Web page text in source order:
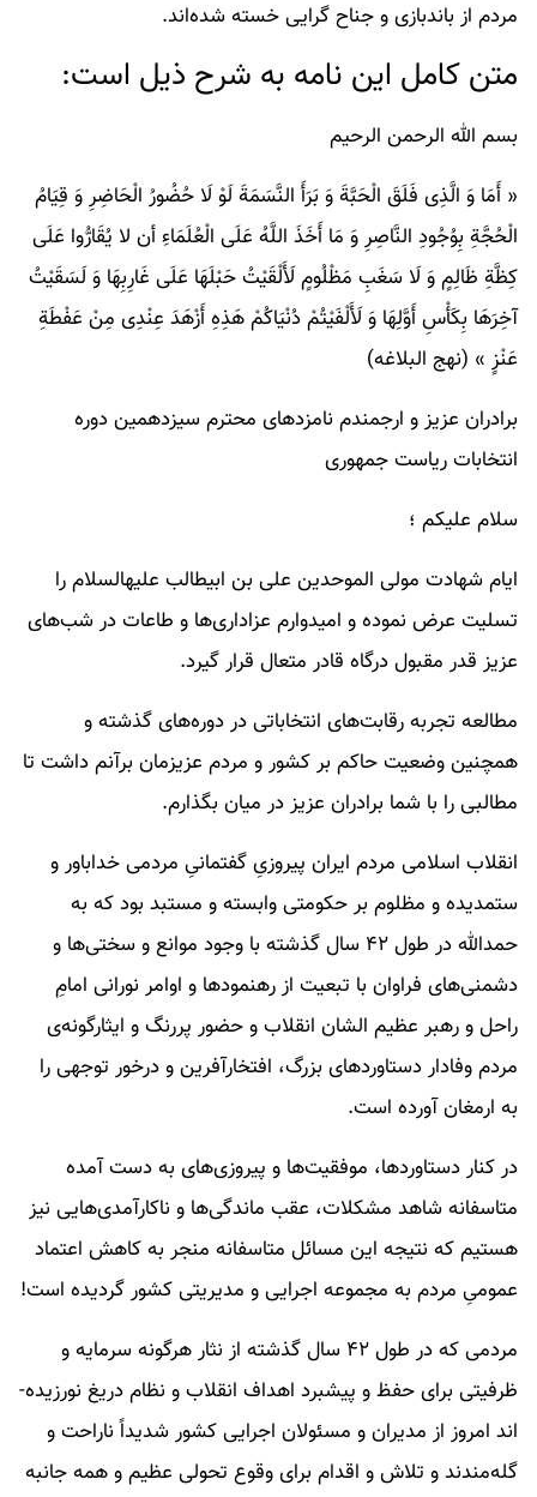
مردم از باندبازی و جناح گرایی خسته شده‌اند.
متن کامل این نامه به شرح ذیل است:
بسم الله الرحمن الرحیم
« أَمَا وَ الَّذِی فَلَقَ الْحَبَّةَ وَ بَرَأَ النَّسَمَةَ لَوْ لَا حُضُورُ الْحَاضِرِ وَ قِیَامُ
الْحُجَّةِ بِوُجُودِ النَّاصِرِ وَ مَا أَخَذَ اللَّهُ عَلَى الْعُلَمَاءِ أن لا یُقَارُّوا عَلَى
کِظَّةِ ظَالِمٍ وَ لَا سَغَبِ مَظْلُومٍ لَأَلْقَیْتُ حَبْلَهَا عَلَى غَارِبِهَا وَ لَسَقَیْتُ
آخِرَهَا بِکَأْسِ أَوَّلِهَا وَ لَأَلْفَیْتُمْ دُنْیَاکُمْ هَذِهِ أَزْهَدَ عِنْدِی مِنْ عَفْطَةِ
عَنْزٍ » (نهج البلاغه)
برادران عزیز و ارجمندم نامزدهای محترم سیزدهمین دوره
انتخابات ریاست جمهوری
سلام علیکم ؛
ایام شهادت مولی ­الموحدین علی بن ابیطالب علیه­السلام را
تسلیت عرض نموده و امیدوارم عزاداری­‌ها و طاعات در شب‌های
عزیز قدر مقبول درگاه قادر متعال قرار گیرد.
مطالعه­‌ تجربه رقابت‌های انتخاباتی در دوره‌های گذشته و
همچنین وضعیت حاکم بر کشور و مردم عزیزمان برآنم داشت تا
مطالبی را با شما برادران عزیز در میان بگذارم.
انقلاب اسلامی مردم ایران پیروزیِ گفتمانیِ مردمی خداباور و
ستمدیده و مظلوم بر حکومتی وابسته و مستبد بود که به
حمدالله در طول ۴۲ سال گذشته با وجود موانع و سختی­‌ها و
دشمنی­‌های فراوان با تبعیت از رهنمودها و اوامر نورانی امامِ
راحل و رهبر عظیم ­الشان انقلاب و حضور پررنگ و ایثارگونه­‌ی
مردم وفادار دستاوردهای بزرگ، افتخارآفرین و درخور توجهی را
به ارمغان آورده است.
در کنار دستاوردها، موفقیت‌ها و پیروزی‌های به دست آمده
متاسفانه شاهد مشکلات، عقب ماندگی­‌ها و ناکارآمدی‌­هایی نیز
هستیم که نتیجه­‌ این مسائل متاسفانه منجر به کاهش اعتماد
عمومیِ مردم به مجموعه اجرایی و مدیریتی کشور گردیده است!
مردمی که در طول ۴۲ سال گذشته از نثار هرگونه سرمایه و
ظرفیتی برای حفظ و پیشبرد اهداف انقلاب و نظام دریغ نورزیده‌­
اند امروز از مدیران و مسئولان اجرایی کشور شدیداً ناراحت و
گله­‌مندند و تلاش و اقدام برای وقوع تحولی عظیم و همه جانبه